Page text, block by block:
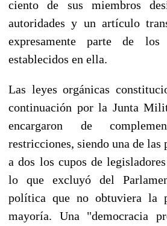
ciento de sus miembros
autoridades y un artículo
expresamente parte de los
establecidos en ella.
Las leyes orgánicas
continuación por la Junta
encargaron de
restricciones, siendo una de
a dos los cupos de
lo que excluyó del
política que no obtuviera la
mayoría. Una "democracia